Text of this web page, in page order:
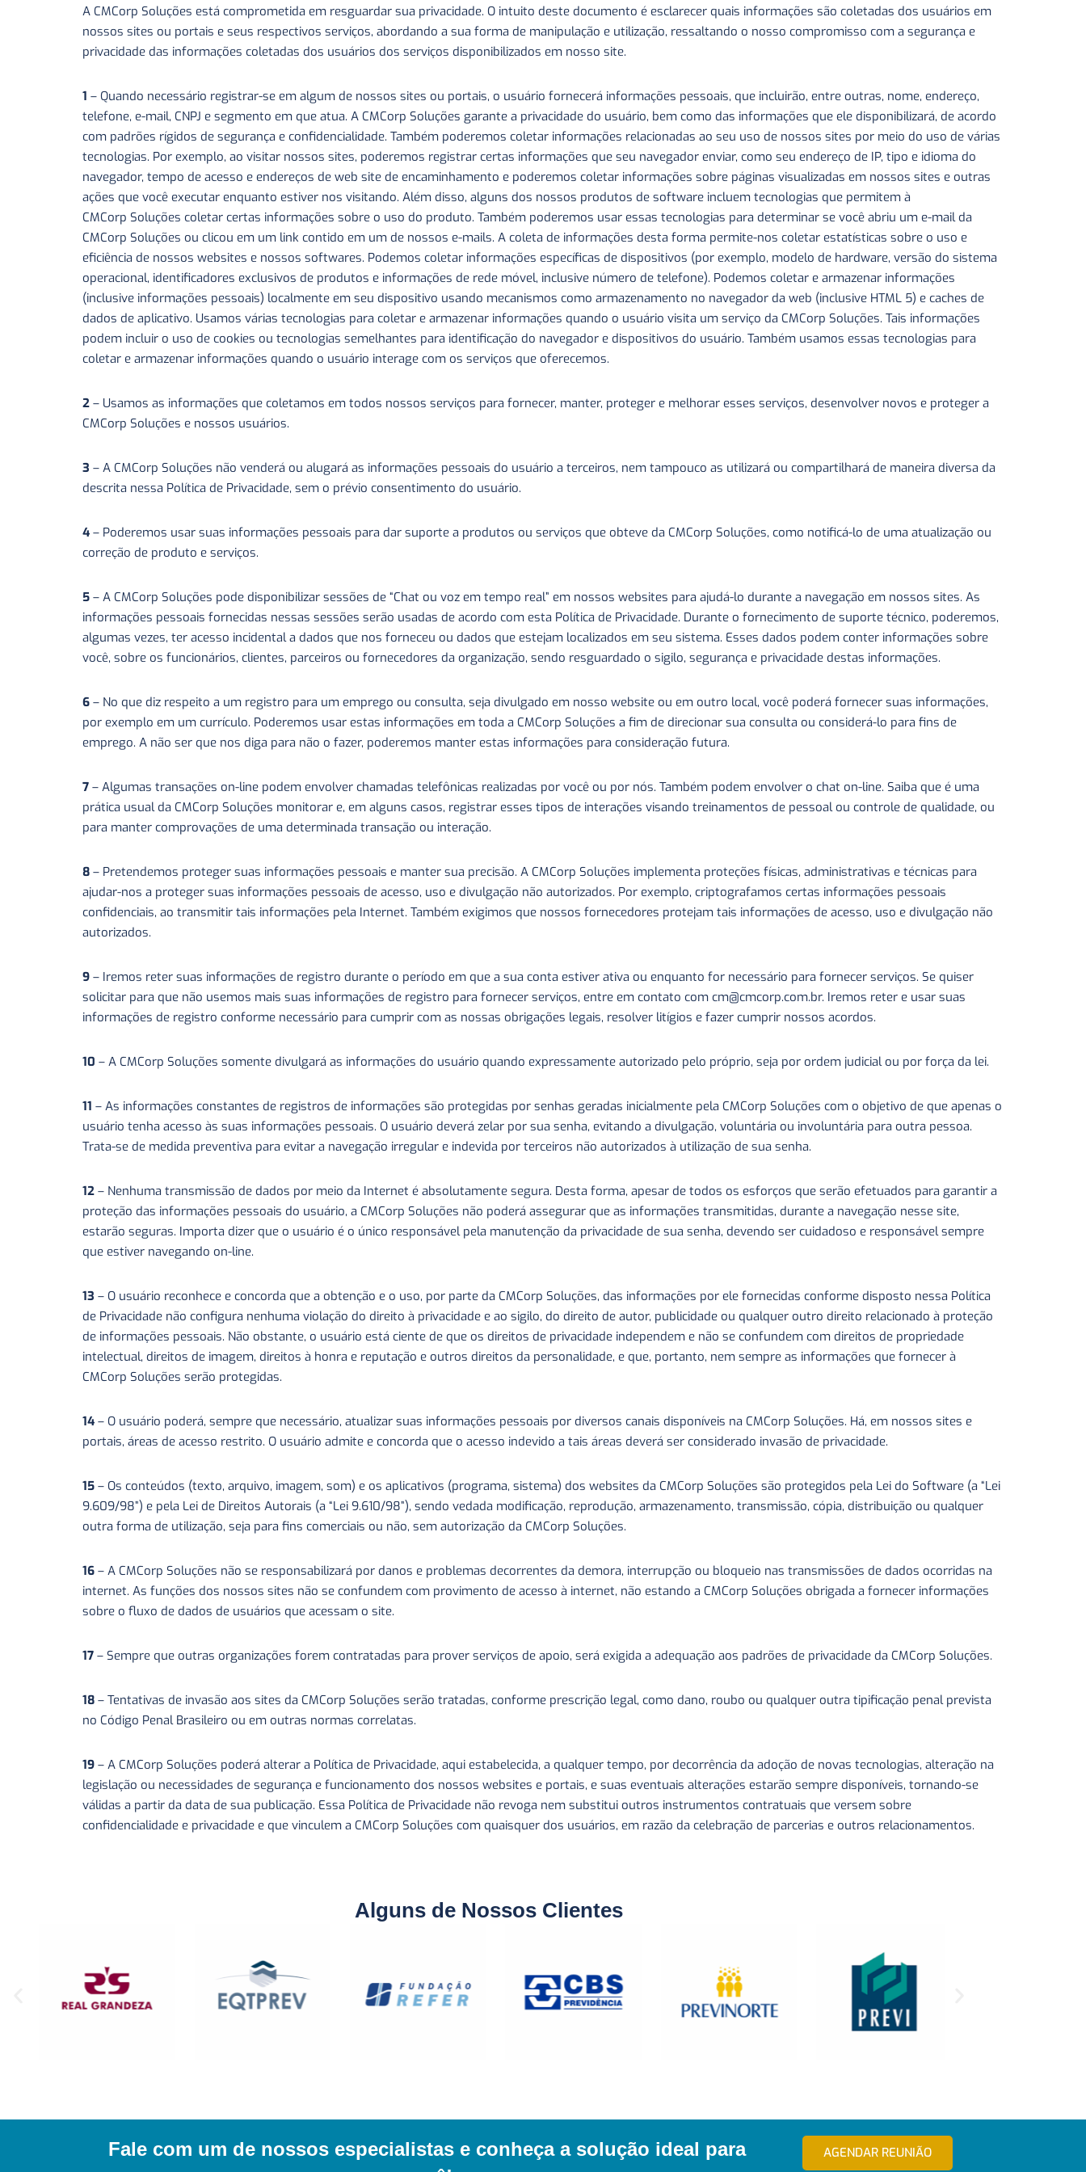
A CMCorp Soluções está comprometida em resguardar sua privacidade. O intuito deste documento é esclarecer quais informações são coletadas dos usuários em
nossos sites ou portais e seus respectivos serviços, abordando a sua forma de manipulação e utilização, ressaltando o nosso compromisso com a segurança e
privacidade das informações coletadas dos usuários dos serviços disponibilizados em nosso site.
1 – Quando necessário registrar-se em algum de nossos sites ou portais, o usuário fornecerá informações pessoais, que incluirão, entre outras, nome, endereço,
telefone, e-mail, CNPJ e segmento em que atua. A CMCorp Soluções garante a privacidade do usuário, bem como das informações que ele disponibilizará, de acordo
com padrões rígidos de segurança e confidencialidade. Também poderemos coletar informações relacionadas ao seu uso de nossos sites por meio do uso de várias
tecnologias. Por exemplo, ao visitar nossos sites, poderemos registrar certas informações que seu navegador enviar, como seu endereço de IP, tipo e idioma do
navegador, tempo de acesso e endereços de web site de encaminhamento e poderemos coletar informações sobre páginas visualizadas em nossos sites e outras
ações que você executar enquanto estiver nos visitando. Além disso, alguns dos nossos produtos de software incluem tecnologias que permitem à
CMCorp Soluções coletar certas informações sobre o uso do produto. Também poderemos usar essas tecnologias para determinar se você abriu um e-mail da
CMCorp Soluções ou clicou em um link contido em um de nossos e-mails. A coleta de informações desta forma permite-nos coletar estatísticas sobre o uso e
eficiência de nossos websites e nossos softwares. Podemos coletar informações específicas de dispositivos (por exemplo, modelo de hardware, versão do sistema
operacional, identificadores exclusivos de produtos e informações de rede móvel, inclusive número de telefone). Podemos coletar e armazenar informações
(inclusive informações pessoais) localmente em seu dispositivo usando mecanismos como armazenamento no navegador da web (inclusive HTML 5) e caches de
dados de aplicativo. Usamos várias tecnologias para coletar e armazenar informações quando o usuário visita um serviço da CMCorp Soluções. Tais informações
podem incluir o uso de cookies ou tecnologias semelhantes para identificação do navegador e dispositivos do usuário. Também usamos essas tecnologias para
coletar e armazenar informações quando o usuário interage com os serviços que oferecemos.
2 – Usamos as informações que coletamos em todos nossos serviços para fornecer, manter, proteger e melhorar esses serviços, desenvolver novos e proteger a
CMCorp Soluções e nossos usuários.
3 – A CMCorp Soluções não venderá ou alugará as informações pessoais do usuário a terceiros, nem tampouco as utilizará ou compartilhará de maneira diversa da
descrita nessa Política de Privacidade, sem o prévio consentimento do usuário.
4 – Poderemos usar suas informações pessoais para dar suporte a produtos ou serviços que obteve da CMCorp Soluções, como notificá-lo de uma atualização ou
correção de produto e serviços.
5 – A CMCorp Soluções pode disponibilizar sessões de “Chat ou voz em tempo real” em nossos websites para ajudá-lo durante a navegação em nossos sites. As
informações pessoais fornecidas nessas sessões serão usadas de acordo com esta Política de Privacidade. Durante o fornecimento de suporte técnico, poderemos,
algumas vezes, ter acesso incidental a dados que nos forneceu ou dados que estejam localizados em seu sistema. Esses dados podem conter informações sobre
você, sobre os funcionários, clientes, parceiros ou fornecedores da organização, sendo resguardado o sigilo, segurança e privacidade destas informações.
6 – No que diz respeito a um registro para um emprego ou consulta, seja divulgado em nosso website ou em outro local, você poderá fornecer suas informações,
por exemplo em um currículo. Poderemos usar estas informações em toda a CMCorp Soluções a fim de direcionar sua consulta ou considerá-lo para fins de
emprego. A não ser que nos diga para não o fazer, poderemos manter estas informações para consideração futura.
7 – Algumas transações on-line podem envolver chamadas telefônicas realizadas por você ou por nós. Também podem envolver o chat on-line. Saiba que é uma
prática usual da CMCorp Soluções monitorar e, em alguns casos, registrar esses tipos de interações visando treinamentos de pessoal ou controle de qualidade, ou
para manter comprovações de uma determinada transação ou interação.
8 – Pretendemos proteger suas informações pessoais e manter sua precisão. A CMCorp Soluções implementa proteções físicas, administrativas e técnicas para
ajudar-nos a proteger suas informações pessoais de acesso, uso e divulgação não autorizados. Por exemplo, criptografamos certas informações pessoais
confidenciais, ao transmitir tais informações pela Internet. Também exigimos que nossos fornecedores protejam tais informações de acesso, uso e divulgação não
autorizados.
9 – Iremos reter suas informações de registro durante o período em que a sua conta estiver ativa ou enquanto for necessário para fornecer serviços. Se quiser
solicitar para que não usemos mais suas informações de registro para fornecer serviços, entre em contato com cm@cmcorp.com.br. Iremos reter e usar suas
informações de registro conforme necessário para cumprir com as nossas obrigações legais, resolver litígios e fazer cumprir nossos acordos.
10 – A CMCorp Soluções somente divulgará as informações do usuário quando expressamente autorizado pelo próprio, seja por ordem judicial ou por força da lei.
11 – As informações constantes de registros de informações são protegidas por senhas geradas inicialmente pela CMCorp Soluções com o objetivo de que apenas o
usuário tenha acesso às suas informações pessoais. O usuário deverá zelar por sua senha, evitando a divulgação, voluntária ou involuntária para outra pessoa.
Trata-se de medida preventiva para evitar a navegação irregular e indevida por terceiros não autorizados à utilização de sua senha.
12 – Nenhuma transmissão de dados por meio da Internet é absolutamente segura. Desta forma, apesar de todos os esforços que serão efetuados para garantir a
proteção das informações pessoais do usuário, a CMCorp Soluções não poderá assegurar que as informações transmitidas, durante a navegação nesse site,
estarão seguras. Importa dizer que o usuário é o único responsável pela manutenção da privacidade de sua senha, devendo ser cuidadoso e responsável sempre
que estiver navegando on-line.
13 – O usuário reconhece e concorda que a obtenção e o uso, por parte da CMCorp Soluções, das informações por ele fornecidas conforme disposto nessa Política
de Privacidade não configura nenhuma violação do direito à privacidade e ao sigilo, do direito de autor, publicidade ou qualquer outro direito relacionado à proteção
de informações pessoais. Não obstante, o usuário está ciente de que os direitos de privacidade independem e não se confundem com direitos de propriedade
intelectual, direitos de imagem, direitos à honra e reputação e outros direitos da personalidade, e que, portanto, nem sempre as informações que fornecer à
CMCorp Soluções serão protegidas.
14 – O usuário poderá, sempre que necessário, atualizar suas informações pessoais por diversos canais disponíveis na CMCorp Soluções. Há, em nossos sites e
portais, áreas de acesso restrito. O usuário admite e concorda que o acesso indevido a tais áreas deverá ser considerado invasão de privacidade.
15 – Os conteúdos (texto, arquivo, imagem, som) e os aplicativos (programa, sistema) dos websites da CMCorp Soluções são protegidos pela Lei do Software (a “Lei
9.609/98”) e pela Lei de Direitos Autorais (a “Lei 9.610/98”), sendo vedada modificação, reprodução, armazenamento, transmissão, cópia, distribuição ou qualquer
outra forma de utilização, seja para fins comerciais ou não, sem autorização da CMCorp Soluções.
16 – A CMCorp Soluções não se responsabilizará por danos e problemas decorrentes da demora, interrupção ou bloqueio nas transmissões de dados ocorridas na
internet. As funções dos nossos sites não se confundem com provimento de acesso à internet, não estando a CMCorp Soluções obrigada a fornecer informações
sobre o fluxo de dados de usuários que acessam o site.
17 – Sempre que outras organizações forem contratadas para prover serviços de apoio, será exigida a adequação aos padrões de privacidade da CMCorp Soluções.
18 – Tentativas de invasão aos sites da CMCorp Soluções serão tratadas, conforme prescrição legal, como dano, roubo ou qualquer outra tipificação penal prevista
no Código Penal Brasileiro ou em outras normas correlatas.
19 – A CMCorp Soluções poderá alterar a Política de Privacidade, aqui estabelecida, a qualquer tempo, por decorrência da adoção de novas tecnologias, alteração na
legislação ou necessidades de segurança e funcionamento dos nossos websites e portais, e suas eventuais alterações estarão sempre disponíveis, tornando-se
válidas a partir da data de sua publicação. Essa Política de Privacidade não revoga nem substitui outros instrumentos contratuais que versem sobre
confidencialidade e privacidade e que vinculem a CMCorp Soluções com quaisquer dos usuários, em razão da celebração de parcerias e outros relacionamentos.
Alguns de Nossos Clientes
Fale com um de nossos especialistas e conheça a solução ideal para
AGENDAR REUNIÃO